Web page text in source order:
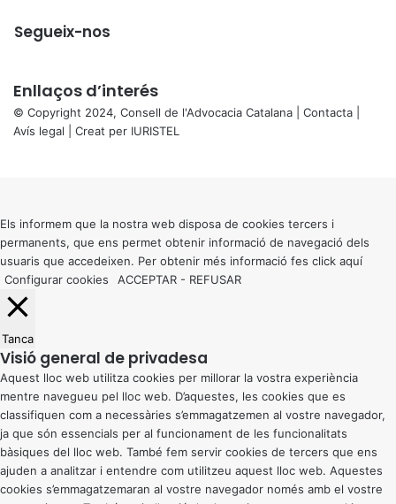
Segueix-nos
Enllaços d’interés
© Copyright 2024, Consell de l'Advocacia Catalana | Contacta
Avís legal | Creat per IURISTEL
button
Els informem que la nostra web disposa de cookies tercers i
permanents, que ens permet obtenir informació de navegació dels
usuaris que accedeixen. Per obtenir més informació fes click aquí
Configurar cookies
ACCEPTAR - REFUSAR
Tanca
Visió general de privadesa
Aquest lloc web utilitza cookies per millorar la vostra experiència
mentre navegueu pel lloc web. D’aquestes, les cookies que es
classifiquen com a necessàries s’emmagatzemen al vostre navegador,
ja que són essencials per al funcionament de les funcionalitats
bàsiques del lloc web. També fem servir cookies de tercers que ens
ajuden a analitzar i entendre com utilitzeu aquest lloc web. Aquestes
cookies s’emmagatzemaran al vostre navegador només amb el vostre